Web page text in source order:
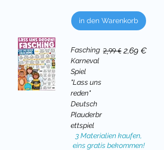
in den Warenkorb
Fasching
Karneval
Spiel
"Lass uns
reden"
Deutsch
Plauderbr
ettspiel
Standardpreis
2,99 € Sale-Preis
2,69 €
3 Materialien kaufen,
eins gratis bekommen!